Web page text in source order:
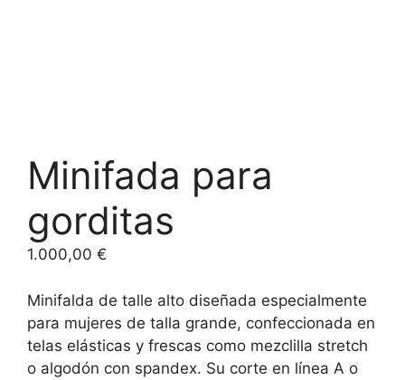
Minifada para
gorditas
1.000,00 €
Minifalda de talle alto diseñada especialmente
para mujeres de talla grande, confeccionada en
telas elásticas y frescas como mezclilla stretch
o algodón con spandex. Su corte en línea A o